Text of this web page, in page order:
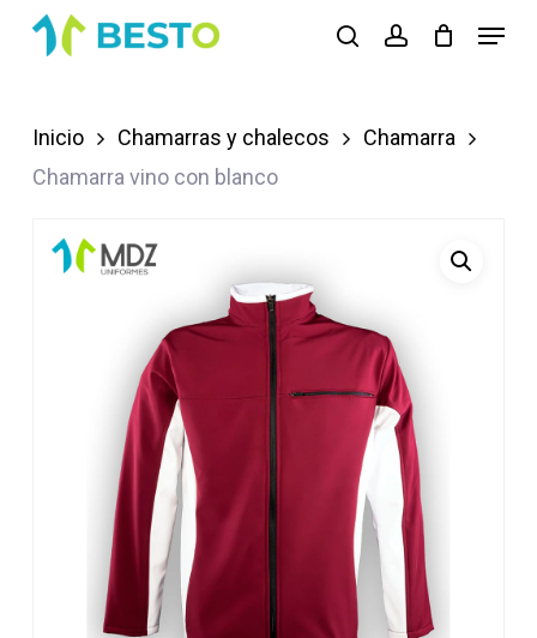
Skip
content
searchaccount
Menu
Inicio Chamarras y chalecos
Chamarra
Chamarra vino con blanco